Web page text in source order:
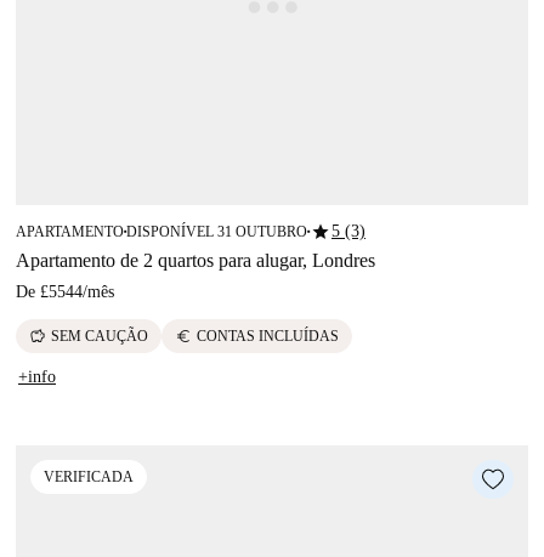
APARTAMENTO■DISPONÍVEL 31 OUTUBRO■star5 (3)
Apartamento de 2 quartos para alugar, Londres
De £5544/mês
savings SEM CAUÇÃO euro CONTAS INCLUÍDAS
+info
VERIFICADA